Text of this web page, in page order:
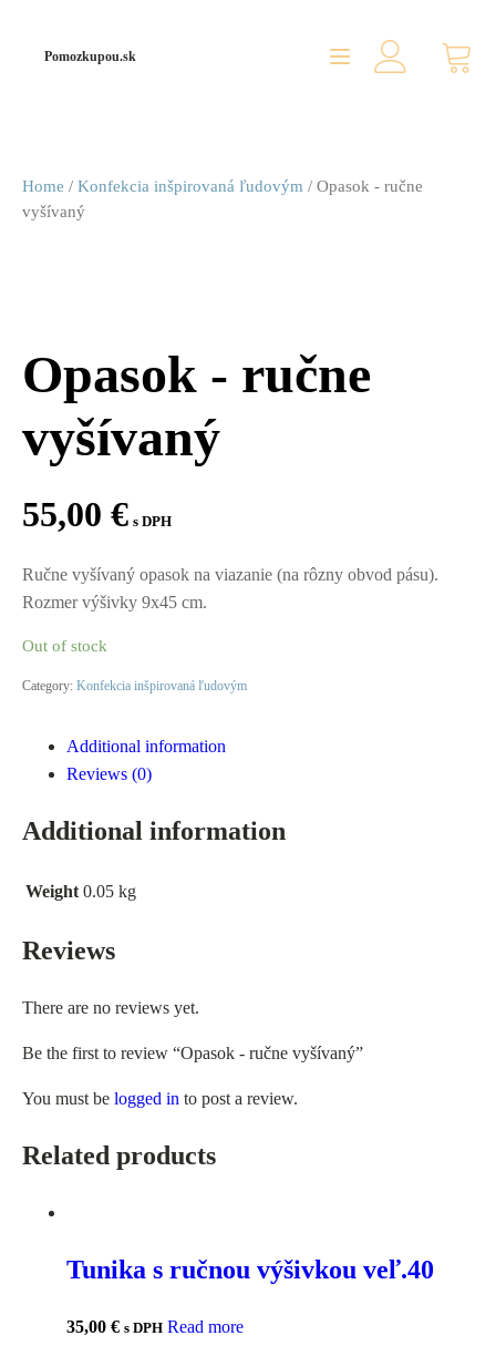
Pomozkupou.sk
Home / Konfekcia inšpirovaná ľudovým / Opasok - ručne
vyšívaný
Opasok - ručne
vyšívaný
55,00 € s DPH
Ručne vyšívaný opasok na viazanie (na rôzny obvod pásu).
Rozmer výšivky 9x45 cm.
Out of stock
Category: Konfekcia inšpirovaná ľudovým
Additional information
Reviews (0)
Additional information
Weight 0.05 kg
Reviews
There are no reviews yet.
Be the first to review “Opasok - ručne vyšívaný”
You must be logged in to post a review.
Related products
Tunika s ručnou výšivkou veľ.40
35,00 € s DPH Read more